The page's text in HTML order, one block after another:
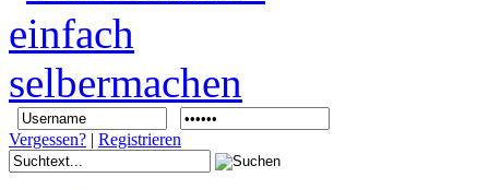
Vergessen? | Registrieren